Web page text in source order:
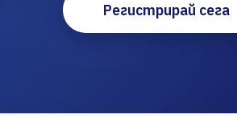
Регистрирай сега